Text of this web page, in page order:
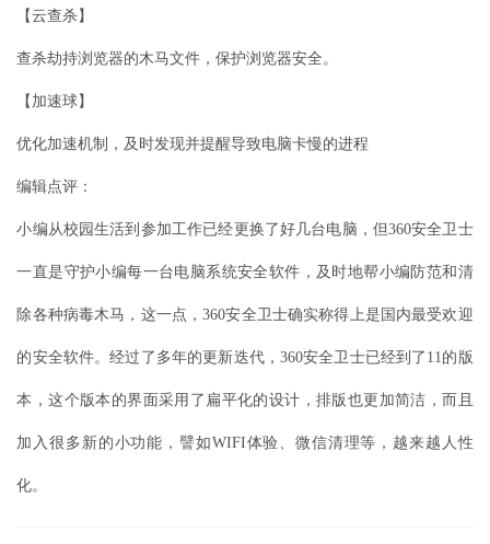
【云查杀】
查杀劫持浏览器的木马文件，保护浏览器安全。
【加速球】
优化加速机制，及时发现并提醒导致电脑卡慢的进程
编辑点评：
小编从校园生活到参加工作已经更换了好几台电脑，但360安全卫士
一直是守护小编每一台电脑系统安全软件，及时地帮小编防范和清
除各种病毒木马，这一点，360安全卫士确实称得上是国内最受欢迎
的安全软件。经过了多年的更新迭代，360安全卫士已经到了11的版
本，这个版本的界面采用了扁平化的设计，排版也更加简洁，而且
加入很多新的小功能，譬如WIFI体验、微信清理等，越来越人性
化。